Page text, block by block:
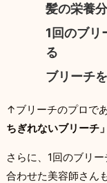
髪の栄養
1回のブリ
る
ブリーチ
↑ブリーチのプロで
ちぎれないブリーチ」
さらに、1回のブリ
合わせた美容師さん